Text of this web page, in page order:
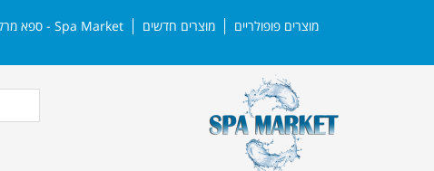
מוצרים פופולריים מוצרים חדשים Spa Market - ספא מרקט | צרו קשר